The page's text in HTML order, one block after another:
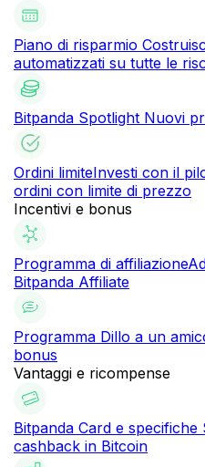
Piano di risparmio
automatizzati su tutte le
Bitpanda Spotlight Nuovi
Ordini limiteInvesti con il
ordini con limite di prezzo
Incentivi e bonus
Programma di affiliazione
Bitpanda Affiliate
Programma Dillo a un
bonus
Vantaggi e ricompense
Bitpanda Card e specifiche
cashback in Bitcoin